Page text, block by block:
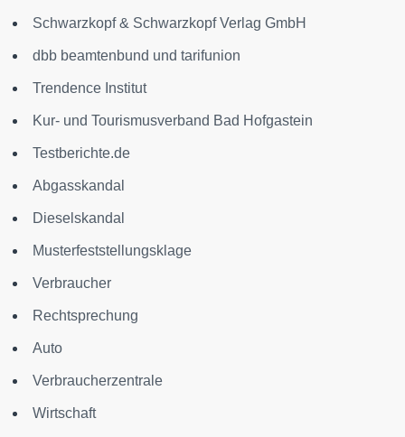
Schwarzkopf & Schwarzkopf Verlag GmbH
dbb beamtenbund und tarifunion
Trendence Institut
Kur- und Tourismusverband Bad Hofgastein
Testberichte.de
Abgasskandal
Dieselskandal
Musterfeststellungsklage
Verbraucher
Rechtsprechung
Auto
Verbraucherzentrale
Wirtschaft